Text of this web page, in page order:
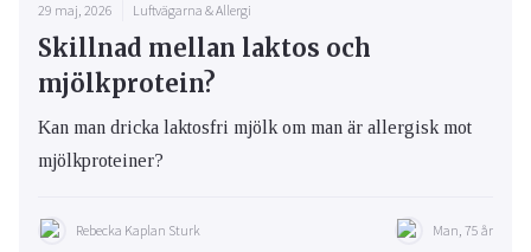
29 maj, 2026 Luftvägarna & Allergi
Skillnad mellan laktos och
mjölkprotein?
Kan man dricka laktosfri mjölk om man är allergisk mot
mjölkproteiner?
Rebecka Kaplan Sturk Man, 75 år